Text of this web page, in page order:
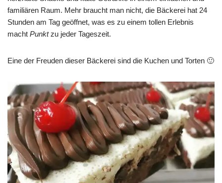
familiären Raum. Mehr braucht man nicht, die Bäckerei hat 24
Stunden am Tag geöffnet, was es zu einem tollen Erlebnis
macht Punktzu jeder Tageszeit.
Eine der Freuden dieser Bäckerei sind die Kuchen und Torten 🙂